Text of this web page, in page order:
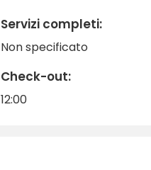
Servizi completi:
Non specificato
Check-out:
12:00